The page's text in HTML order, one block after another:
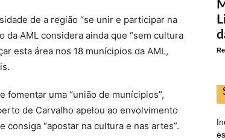
de a região “se unir e participar na
AML considera ainda que “sem cultura
esta área nos 18 munícipios da AML,
uma “união de munícipios”,
de Carvalho apelou ao envolvimento
“apostar na cultura e nas artes”.